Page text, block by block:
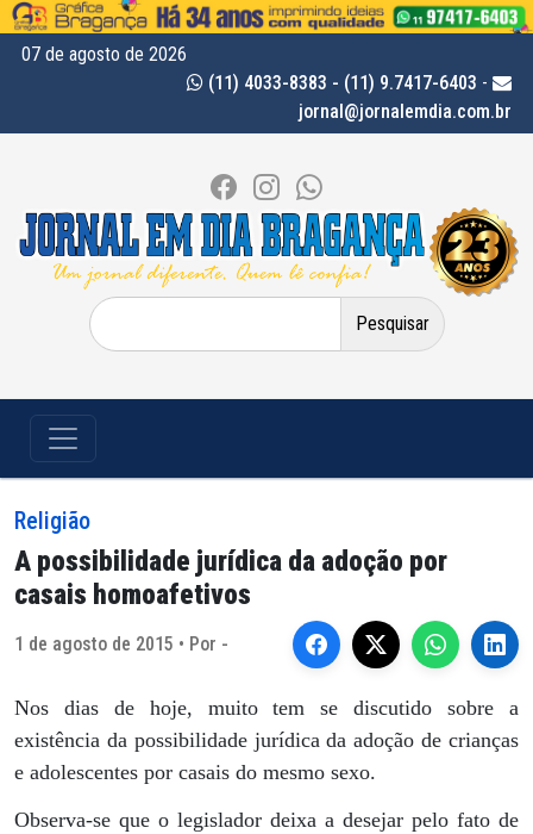
07 de agosto de 2026
(11) 4033-8383 - (11) 9.7417-6403 -
jornal@jornalemdia.com.br
Pesquisar
por:
Religião
A possibilidade jurídica da adoção por
casais homoafetivos
1 de agosto de 2015 • Por -
Nos dias de hoje, muito tem se discutido sobre a
existência da possibilidade jurídica da adoção de crianças
e adolescentes por casais do mesmo sexo.
Observa-se que o legislador deixa a desejar pelo fato de